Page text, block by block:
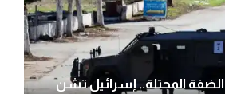
المحتلة.. إسرائيل تشن